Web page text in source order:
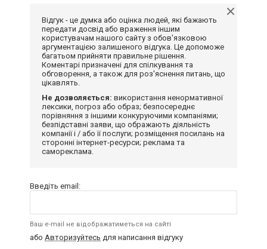
Відгук - це думка або оцінка людей, які бажають
передати досвід або враження іншим
користувачам нашого сайту з обов'язковою
аргументацією залишеного відгука. Це допоможе
багатьом прийняти правильне рішення.
Коментарі призначені для спілкування та
обговорення, а також для роз'яснення питань, що
цікавлять.
Не дозволяється: використання ненормативної
лексики, погроз або образ; безпосереднє
порівняння з іншими конкуруючими компаніями;
безпідставні заяви, що ображають діяльність
компанії і / або її послуги; розміщення посилань на
сторонні інтернет-ресурси; реклама та
самореклама.
Введіть email:
Ваш e-mail не відображатиметься на сайті
або Авторизуйтесь для написання відгуку